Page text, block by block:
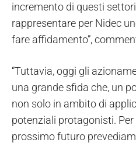
incremento di questi
rappresentare per Nidec
fare affidamento”,
“Tuttavia, oggi gli
una grande sfida che, un
non solo in ambito di
potenziali protagonisti.
prossimo futuro